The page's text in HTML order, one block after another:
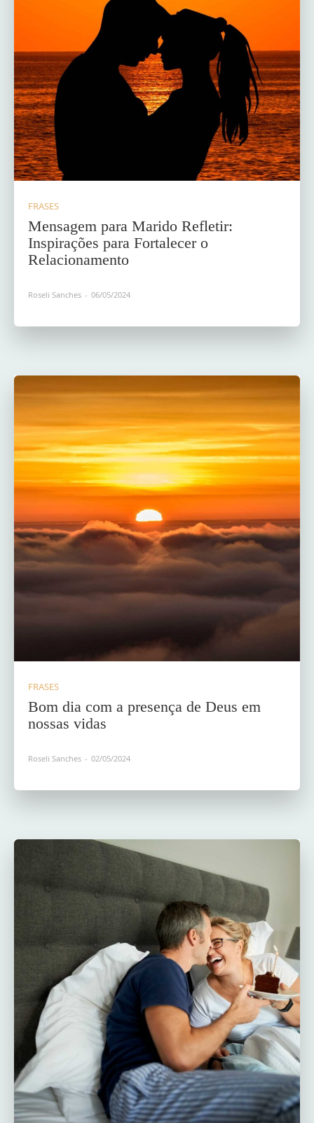
FRASES
Mensagem para Marido Refletir:
Inspirações para Fortalecer o
Relacionamento
Roseli Sanches - 06/05/2024
FRASES
Bom dia com a presença de Deus em
nossas vidas
Roseli Sanches - 02/05/2024